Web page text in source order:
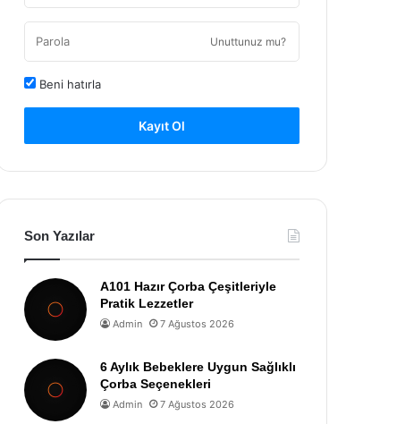
Unuttunuz mu?
Beni hatırla
Kayıt Ol
Son Yazılar
A101 Hazır Çorba Çeşitleriyle
Pratik Lezzetler
Admin 7 Ağustos 2026
6 Aylık Bebeklere Uygun Sağlıklı
Çorba Seçenekleri
Admin 7 Ağustos 2026